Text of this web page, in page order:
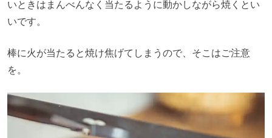
いときはまんべんなく当たるように動かしながら焼くとい
いです。
棒に火が当たると焼け焦げてしまうので、そこはご注意
を。